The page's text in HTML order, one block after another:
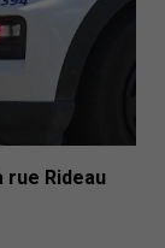
Rideau